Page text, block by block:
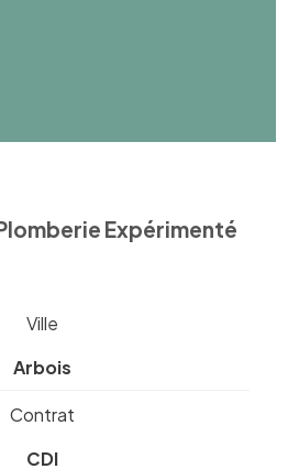
Expérimenté
Ville
Arbois
Contrat
CDI